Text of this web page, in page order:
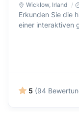
Wicklow, Irland
Erkunden Sie die
einer interaktiven
5 (94